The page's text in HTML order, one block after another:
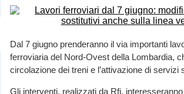
Dal 7 giugno prenderanno il via importanti
ferroviaria del Nord-Ovest della Lombardia,
circolazione dei treni e l’attivazione di servizi
Gli interventi, realizzati da Rfi,